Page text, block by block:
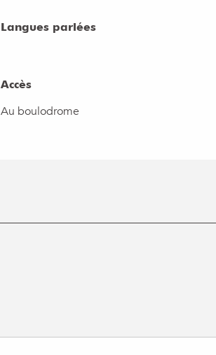
Langues parlées
Langues parlées
Accès
Accès
Au boulodrome